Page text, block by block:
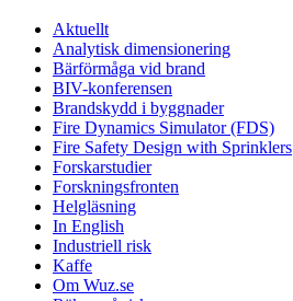
Aktuellt
Analytisk dimensionering
Bärförmåga vid brand
BIV-konferensen
Brandskydd i byggnader
Fire Dynamics Simulator (FDS)
Fire Safety Design with Sprinklers
Forskarstudier
Forskningsfronten
Helgläsning
In English
Industriell risk
Kaffe
Om Wuz.se